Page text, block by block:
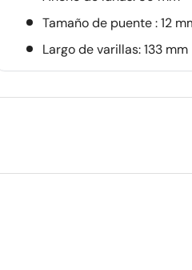
Tamaño de puente : 12
Largo de varillas: 133 mm